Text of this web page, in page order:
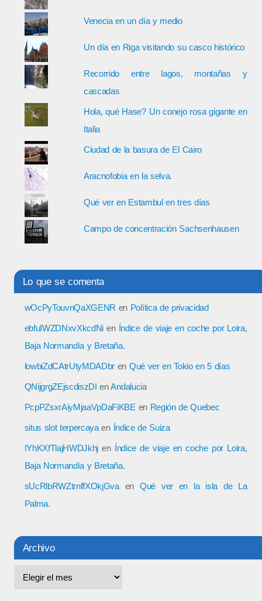
Venecia en un día y medio
Un día en Riga visitando su casco histórico
Recorrido entre lagos, montañas y
cascadas
Hola, qué Hase? Un conejo rosa gigante en
Italia
Ciudad de la basura de El Cairo
Aracnofobia en la selva.
Qué ver en Estambul en tres días
Campo de concentración Sachsenhausen
Lo que se comenta
wOcPyTouvnQaXGENR en Política de privacidad
ebfuIWZDNxvXkcdNi en Índice de viaje en coche por Loira,
Baja Normandía y Bretaña.
lowbiZdCAtrUtyMDADbr en Qué ver en Tokio en 5 días
QNijgrgZEjscdiszDI enAndalucia
PcpPZsxrAiyMjaaVpDaFiKBE en Región de Quebec
situs slot terpercayaen Índice de Suiza
IYhKXfTlajHWDJkhj en Índice de viaje en coche por Loira,
Baja Normandía y Bretaña.
sUcRlbRWZtrnffXOkjGvaen Qué ver en la isla de La
Palma.
Archivo